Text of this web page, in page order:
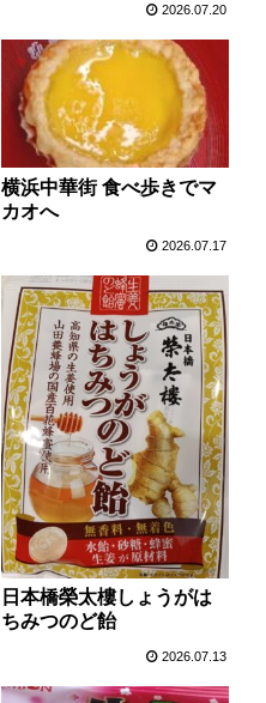
2026.07.20
横浜中華街 食べ歩きでマ
カオへ
2026.07.17
日本橋榮太樓しょうがは
ちみつのど飴
2026.07.13